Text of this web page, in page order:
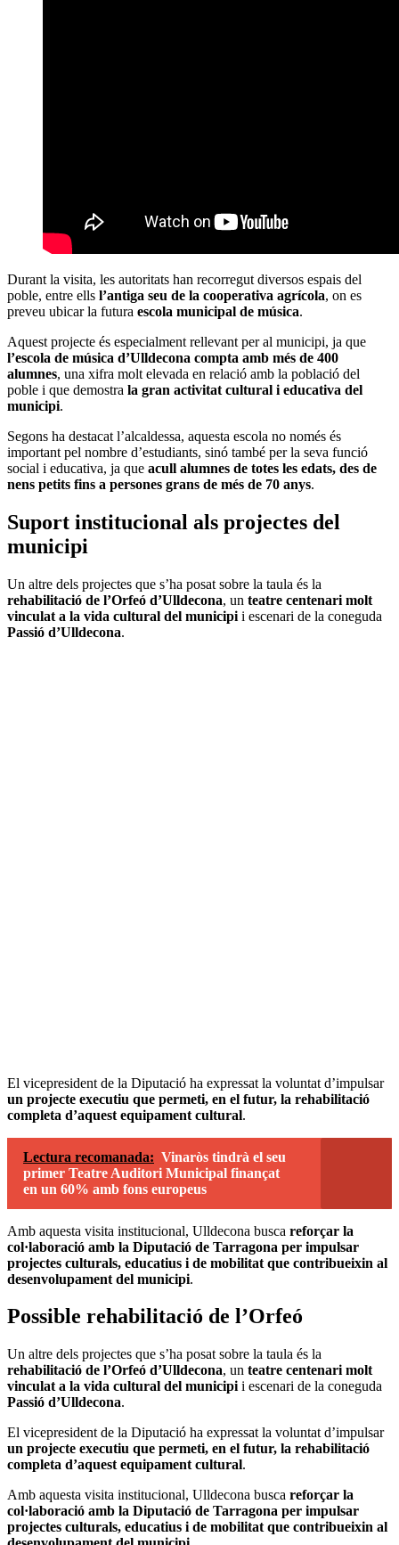
Durant la visita, les autoritats han recorregut diversos espais del
poble, entre ells l’antiga seu de la cooperativa agrícola, on es
preveu ubicar la futura escola municipal de música.
Aquest projecte és especialment rellevant per al municipi, ja que
l’escola de música d’Ulldecona compta amb més de 400
alumnes, una xifra molt elevada en relació amb la població del
poble i que demostra la gran activitat cultural i educativa del
municipi.
Segons ha destacat l’alcaldessa, aquesta escola no només és
important pel nombre d’estudiants, sinó també per la seva funció
social i educativa, ja que acull alumnes de totes les edats, des de
nens petits fins a persones grans de més de 70 anys.
Suport institucional als projectes del
municipi
Un altre dels projectes que s’ha posat sobre la taula és la
rehabilitació de l’Orfeó d’Ulldecona, un teatre centenari molt
vinculat a la vida cultural del municipi i escenari de la coneguda
Passió d’Ulldecona.
El vicepresident de la Diputació ha expressat la voluntat d’impulsar
un projecte executiu que permeti, en el futur, la rehabilitació
completa d’aquest equipament cultural.
Lectura recomanada: Vinaròs tindrà el seu
primer Teatre Auditori Municipal finançat
en un 60% amb fons europeus
Amb aquesta visita institucional, Ulldecona busca reforçar la
col·laboració amb la Diputació de Tarragona per impulsar
projectes culturals, educatius i de mobilitat que contribueixin al
desenvolupament del municipi.
Possible rehabilitació de l’Orfeó
Un altre dels projectes que s’ha posat sobre la taula és la
rehabilitació de l’Orfeó d’Ulldecona, un teatre centenari molt
vinculat a la vida cultural del municipi i escenari de la coneguda
Passió d’Ulldecona.
El vicepresident de la Diputació ha expressat la voluntat d’impulsar
un projecte executiu que permeti, en el futur, la rehabilitació
completa d’aquest equipament cultural.
Amb aquesta visita institucional, Ulldecona busca reforçar la
col·laboració amb la Diputació de Tarragona per impulsar
projectes culturals, educatius i de mobilitat que contribueixin al